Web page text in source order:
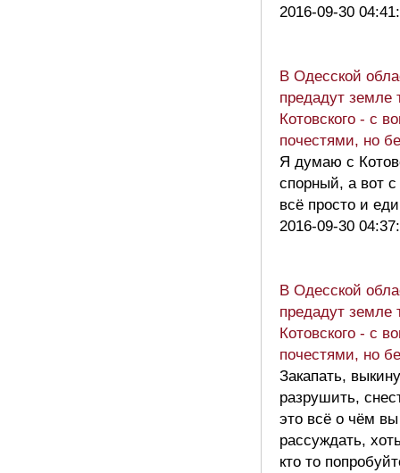
2016-09-30
В Одесской
предадут земле
Котовского - с
почестями, но
Я думаю с
спорный, а вот
всё просто и
2016-09-30
В Одесской
предадут земле
Котовского - с
почестями, но
Закапать,
разрушить,
это всё о чём
рассуждать,
кто то